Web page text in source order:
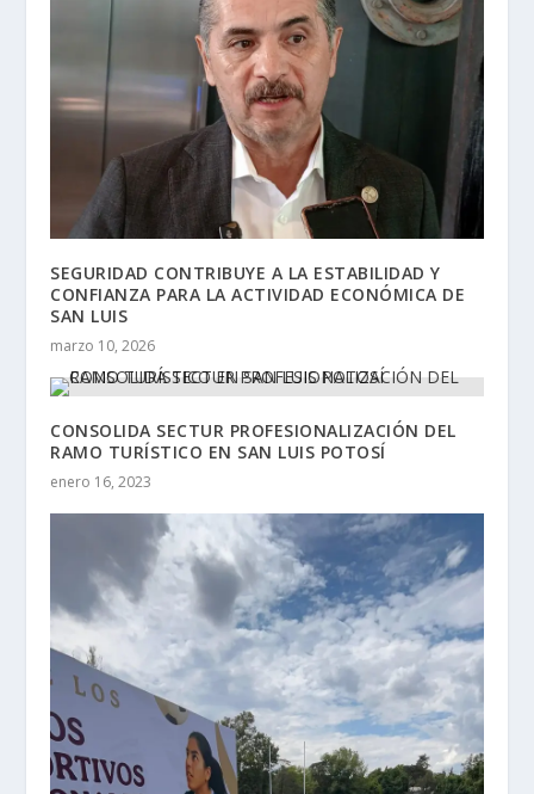
SEGURIDAD CONTRIBUYE A LA ESTABILIDAD Y
CONFIANZA PARA LA ACTIVIDAD ECONÓMICA DE
SAN LUIS
marzo 10, 2026
CONSOLIDA SECTUR PROFESIONALIZACIÓN DEL
RAMO TURÍSTICO EN SAN LUIS POTOSÍ
enero 16, 2023